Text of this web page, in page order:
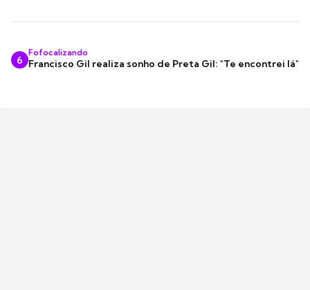
6
Fofocalizando
Francisco Gil realiza sonho de Preta Gil: "Te encontrei lá"